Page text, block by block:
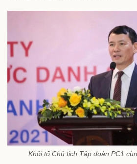
Khởi tố Chủ tịch Tập đoàn PC1